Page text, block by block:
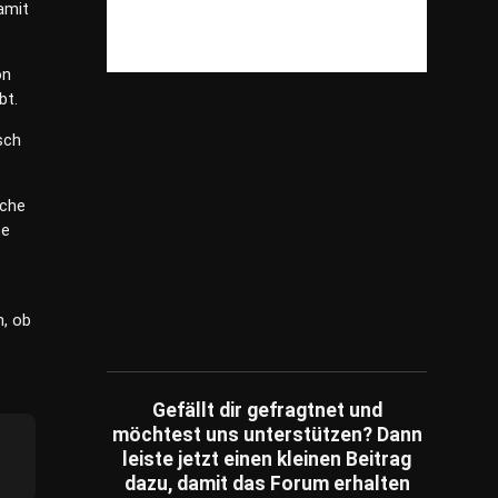
ob
Spiele
(82)
Schätzfragen
(2)
Fachartikel
(86)
Gefällt dir gefragtnet und
möchtest uns unterstützen? Dann
leiste jetzt einen kleinen Beitrag
dazu, damit das Forum erhalten